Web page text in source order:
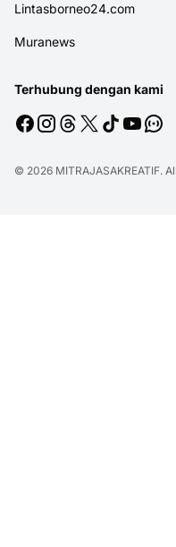
Lintasborneo24.com
Muranews
Terhubung dengan kami
© 2026 MITRAJASAKREATIF.